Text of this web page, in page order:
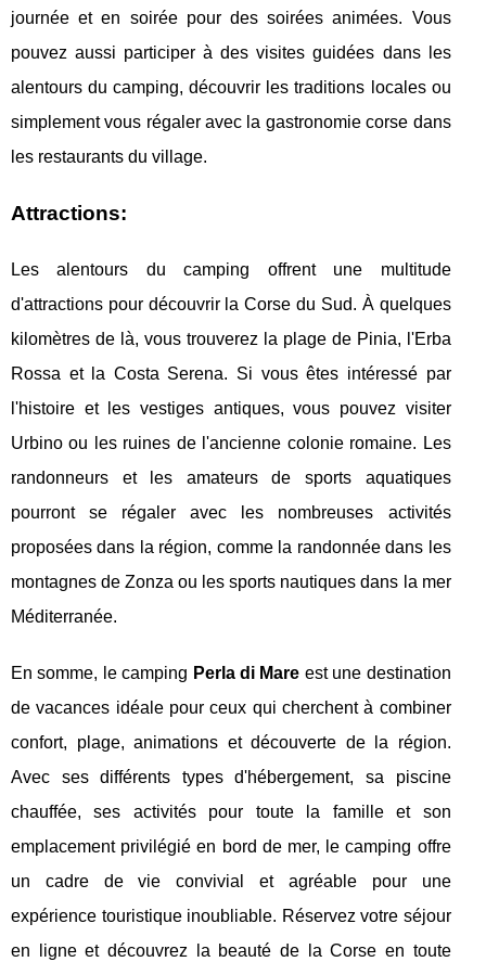
journée et en soirée pour des soirées animées. Vous
pouvez aussi participer à des visites guidées dans les
alentours du camping, découvrir les traditions locales ou
simplement vous régaler avec la gastronomie corse dans
les restaurants du village.
Attractions:
Les alentours du camping offrent une multitude
d'attractions pour découvrir la Corse du Sud. À quelques
kilomètres de là, vous trouverez la plage de Pinia, l'Erba
Rossa et la Costa Serena. Si vous êtes intéressé par
l'histoire et les vestiges antiques, vous pouvez visiter
Urbino ou les ruines de l'ancienne colonie romaine. Les
randonneurs et les amateurs de sports aquatiques
pourront se régaler avec les nombreuses activités
proposées dans la région, comme la randonnée dans les
montagnes de Zonza ou les sports nautiques dans la mer
Méditerranée.
En somme, le camping Perla di Mare est une destination
de vacances idéale pour ceux qui cherchent à combiner
confort, plage, animations et découverte de la région.
Avec ses différents types d'hébergement, sa piscine
chauffée, ses activités pour toute la famille et son
emplacement privilégié en bord de mer, le camping offre
un cadre de vie convivial et agréable pour une
expérience touristique inoubliable. Réservez votre séjour
en ligne et découvrez la beauté de la Corse en toute